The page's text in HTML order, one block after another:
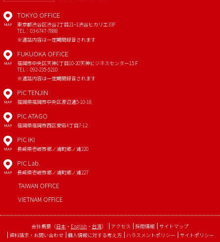
MAP
TOKYO OFFICE
東京都渋谷区渋谷2丁目21−1渋谷ヒカリエ33F
TEL：03-6747-7888
※通話内容は一定期間録音されます
MAP
FUKUOKA OFFICE
福岡市中央区天神1丁目10-20天神ビジネスセンター15Ｆ
TEL：092-235-5210
※通話内容は一定期間録音されます
MAP
PIC TENJIN
福岡県福岡市中央区渡辺通5-10-18
MAP
PIC ATAGO
福岡県福岡市西区愛宕4丁目7-12
MAP
PIC IKI
長崎県壱岐市郷ノ浦町郷ノ浦220
MAP
PIC Lab.
長崎県壱岐市郷ノ浦町郷ノ浦227
TAIWAN OFFICE
VIETNAM OFFICE
会社概要 （日本 ・ English ・ 台湾） アクセス 採用情報 サイトマップ
資料請求・お問い合わせ 個人情報に対する考え方 ハラスメントポリシー サイトポリシー